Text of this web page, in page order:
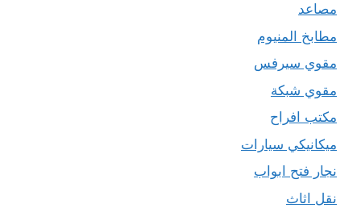
مصاعد
مطابخ المنيوم
مقوي سيرفس
مقوي شبكة
مكتب افراح
ميكانيكي سيارات
نجار فتح ابواب
نقل اثاث